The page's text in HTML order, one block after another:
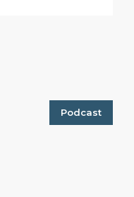
Podcast